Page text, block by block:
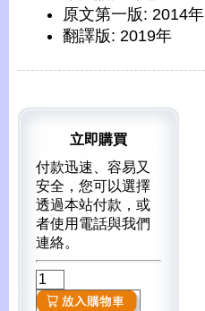
原文第一版: 2014年
翻譯版: 2019年
立即購買
付款迅速、容易又
安全，您可以選擇
透過本站付款，或
者使用電話與我們
連絡。